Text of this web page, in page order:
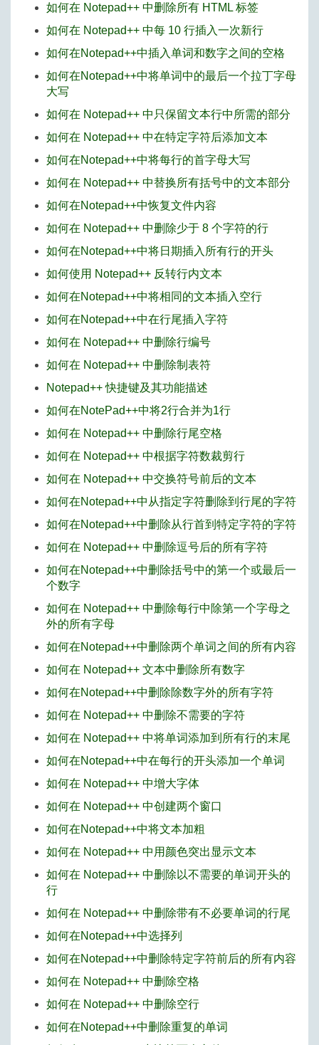
如何在 Notepad++ 中删除所有 HTML 标签
如何在 Notepad++ 中每 10 行插入一次新行
如何在Notepad++中插入单词和数字之间的空格
如何在Notepad++中将单词中的最后一个拉丁字母
大写
如何在 Notepad++ 中只保留文本行中所需的部分
如何在 Notepad++ 中在特定字符后添加文本
如何在Notepad++中将每行的首字母大写
如何在 Notepad++ 中替换所有括号中的文本部分
如何在Notepad++中恢复文件内容
如何在 Notepad++ 中删除少于 8 个字符的行
如何在Notepad++中将日期插入所有行的开头
如何使用 Notepad++ 反转行内文本
如何在Notepad++中将相同的文本插入空行
如何在Notepad++中在行尾插入字符
如何在 Notepad++ 中删除行编号
如何在 Notepad++ 中删除制表符
Notepad++ 快捷键及其功能描述
如何在NotePad++中将2行合并为1行
如何在 Notepad++ 中删除行尾空格
如何在 Notepad++ 中根据字符数裁剪行
如何在 Notepad++ 中交换符号前后的文本
如何在Notepad++中从指定字符删除到行尾的字符
如何在Notepad++中删除从行首到特定字符的字符
如何在 Notepad++ 中删除逗号后的所有字符
如何在Notepad++中删除括号中的第一个或最后一
个数字
如何在 Notepad++ 中删除每行中除第一个字母之
外的所有字母
如何在Notepad++中删除两个单词之间的所有内容
如何在 Notepad++ 文本中删除所有数字
如何在Notepad++中删除除数字外的所有字符
如何在 Notepad++ 中删除不需要的字符
如何在 Notepad++ 中将单词添加到所有行的末尾
如何在Notepad++中在每行的开头添加一个单词
如何在 Notepad++ 中增大字体
如何在 Notepad++ 中创建两个窗口
如何在Notepad++中将文本加粗
如何在 Notepad++ 中用颜色突出显示文本
如何在 Notepad++ 中删除以不需要的单词开头的
行
如何在 Notepad++ 中删除带有不必要单词的行尾
如何在Notepad++中选择列
如何在Notepad++中删除特定字符前后的所有内容
如何在 Notepad++ 中删除空格
如何在 Notepad++ 中删除空行
如何在Notepad++中删除重复的单词